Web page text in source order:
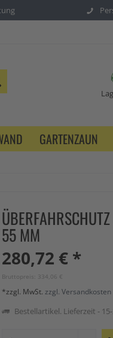
GARTENZAUN
55 MM
280,72 € *
Bruttopreis: 334,06 €
*zzgl. MwSt. zzgl. Versandkosten
Bestellartikel. Lieferzeit -